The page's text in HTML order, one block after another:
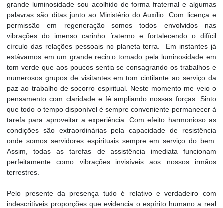
grande luminosidade sou acolhido de forma fraternal e algumas
palavras são ditas junto ao Ministério do Auxílio. Com licença e
permissão em regeneração somos todos envolvidos nas
vibrações do imenso carinho fraterno e fortalecendo o difícil
círculo das relações pessoais no planeta terra. Em instantes já
estávamos em um grande recinto tomado pela luminosidade em
tom verde que aos poucos sentia se consagrando os trabalhos e
numerosos grupos de visitantes em tom cintilante ao serviço da
paz ao trabalho de socorro espiritual. Neste momento me veio o
pensamento com claridade e fé ampliando nossas forças. Sinto
que todo o tempo disponível é sempre conveniente permanecer à
tarefa para aproveitar a experiência. Com efeito harmonioso as
condições são extraordinárias pela capacidade de resistência
onde somos servidores espirituais sempre em serviço do bem.
Assim, todas as tarefas de assistência imediata funcionam
perfeitamente como vibrações invisíveis aos nossos irmãos
terrestres.
Pelo presente da presença tudo é relativo e verdadeiro com
indescritíveis proporções que evidencia o espírito humano a real